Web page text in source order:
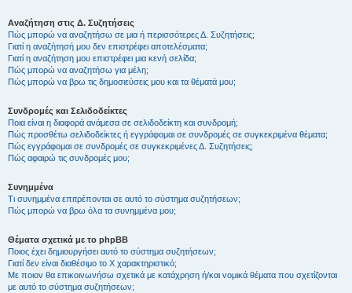
Αναζήτηση στις Δ. Συζητήσεις
Πώς μπορώ να αναζητήσω σε μια ή περισσότερες Δ. Συζητήσεις;
Γιατί η αναζήτησή μου δεν επιστρέφει αποτελέσματα;
Γιατί η αναζήτηση μου επιστρέφει μια κενή σελίδα;
Πώς μπορώ να αναζητήσω για μέλη;
Πώς μπορώ να βρω τις δημοσιεύσεις μου και τα θέματά μου;
Συνδρομές και Σελιδοδείκτες
Ποια είναι η διαφορά ανάμεσα σε σελιδοδείκτη και συνδρομή;
Πώς προσθέτω σελιδοδείκτες ή εγγράφομαι σε συνδρομές σε συγκεκριμένα θέματα;
Πώς εγγράφομαι σε συνδρομές σε συγκεκριμένες Δ. Συζητήσεις;
Πώς αφαιρώ τις συνδρομές μου;
Συνημμένα
Τι συνημμένα επιτρέπονται σε αυτό το σύστημα συζητήσεων;
Πώς μπορώ να βρω όλα τα συνημμένα μου;
Θέματα σχετικά με το phpBB
Ποιος έχει δημιουργήσει αυτό το σύστημα συζητήσεων;
Γιατί δεν είναι διαθέσιμο το Χ χαρακτηριστικό;
Με ποιον θα επικοινωνήσω σχετικά με κατάχρηση ή/και νομικά θέματα που σχετίζονται
με αυτό το σύστημα συζητήσεων;